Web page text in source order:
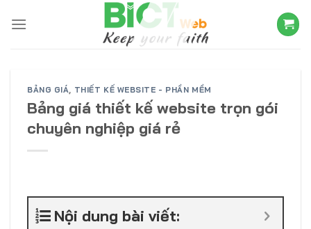
BẢNG GIÁ, THIẾT KẾ WEBSITE - PHẦN MỀM
Bảng giá thiết kế website trọn gói
chuyên nghiệp giá rẻ
Nội dung bài viết: